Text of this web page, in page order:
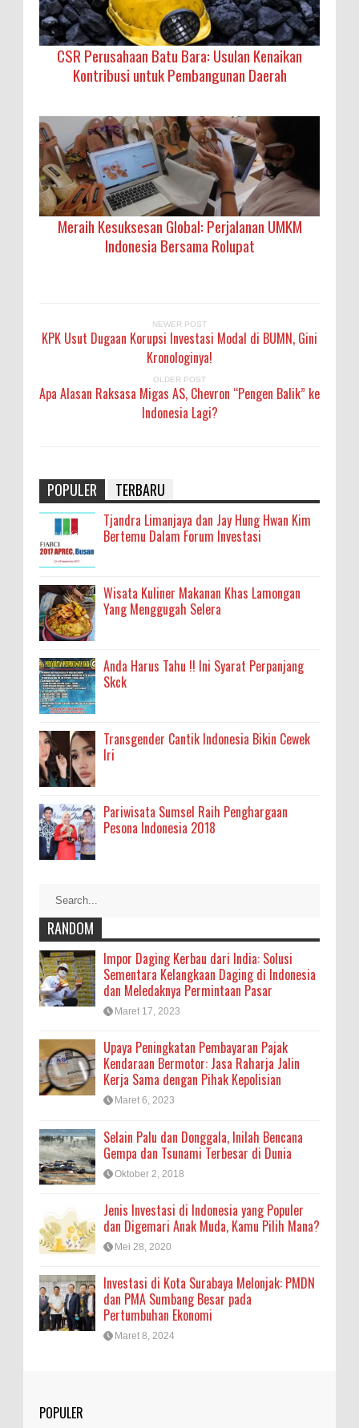
CSR Perusahaan Batu Bara: Usulan Kenaikan
Kontribusi untuk Pembangunan Daerah
Meraih Kesuksesan Global: Perjalanan UMKM
Indonesia Bersama Rolupat
NEWER POST
KPK Usut Dugaan Korupsi Investasi Modal di BUMN, Gini
Kronologinya!
OLDER POST
Apa Alasan Raksasa Migas AS, Chevron “Pengen Balik” ke
Indonesia Lagi?
POPULER TERBARU
Tjandra Limanjaya dan Jay Hung Hwan Kim
Bertemu Dalam Forum Investasi
Wisata Kuliner Makanan Khas Lamongan
Yang Menggugah Selera
Anda Harus Tahu !! Ini Syarat Perpanjang
Skck
Transgender Cantik Indonesia Bikin Cewek
Iri
Pariwisata Sumsel Raih Penghargaan
Pesona Indonesia 2018
RANDOM
Impor Daging Kerbau dari India: Solusi
Sementara Kelangkaan Daging di Indonesia
dan Meledaknya Permintaan Pasar
Maret 17, 2023
Upaya Peningkatan Pembayaran Pajak
Kendaraan Bermotor: Jasa Raharja Jalin
Kerja Sama dengan Pihak Kepolisian
Maret 6, 2023
Selain Palu dan Donggala, Inilah Bencana
Gempa dan Tsunami Terbesar di Dunia
Oktober 2, 2018
Jenis Investasi di Indonesia yang Populer
dan Digemari Anak Muda, Kamu Pilih Mana?
Mei 28, 2020
Investasi di Kota Surabaya Melonjak: PMDN
dan PMA Sumbang Besar pada
Pertumbuhan Ekonomi
Maret 8, 2024
POPULER